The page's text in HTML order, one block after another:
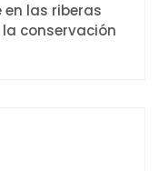
las riberas
conservación